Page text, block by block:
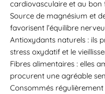
cardiovasculaire et au
Source de magnésium et
favorisent l’équilibre
Antioxydants naturels : ils
stress oxydatif et le
Fibres alimentaires : elles
procurent une agréable
Consommés